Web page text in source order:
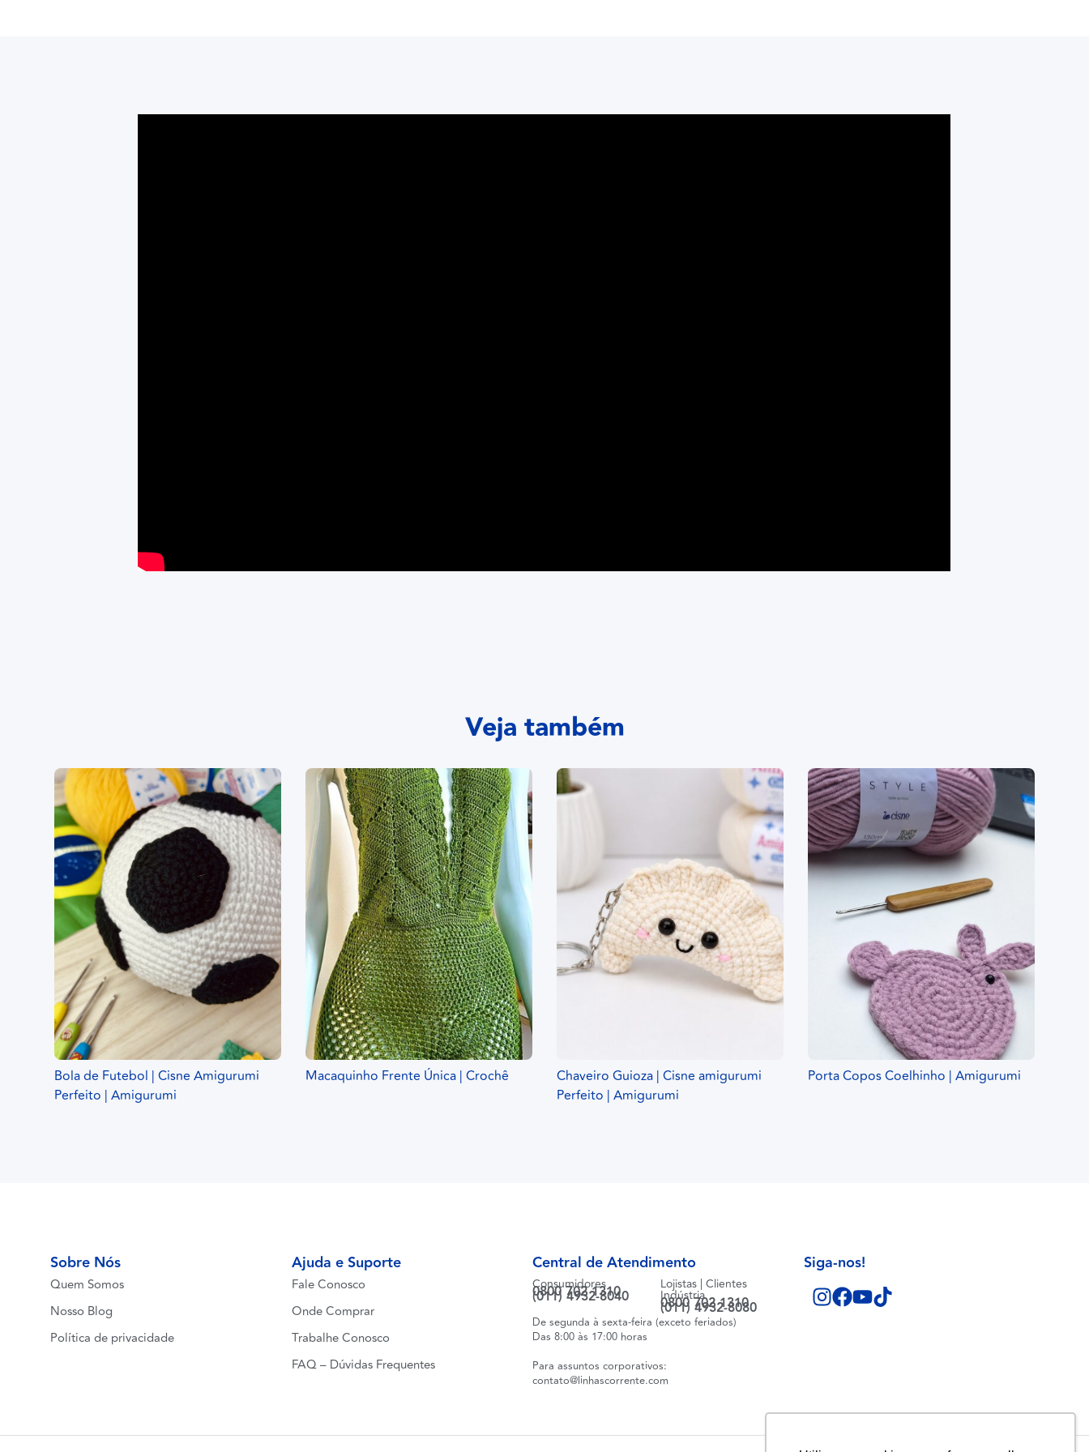
Veja também
Bola de Futebol | Cisne Amigurumi
Perfeito | Amigurumi
Macaquinho Frente Única | Crochê
Chaveiro Guioza | Cisne amigurumi
Perfeito | Amigurumi
Porta Copos Coelhinho | Amigurumi
Sobre Nós
Quem Somos
Nosso Blog
Política de privacidade
Ajuda e Suporte
Fale Conosco
Onde Comprar
Trabalhe Conosco
FAQ – Dúvidas Frequentes
Central de Atendimento
Consumidores
0800 702 1310
(011) 4932-8040
Lojistas | Clientes
Indústria
0800 702 1310
(011) 4932-8080
De segunda à sexta-feira (exceto feriados)
Das 8:00 às 17:00 horas
Para assuntos corporativos:
contato@linhascorrente.com
Siga-nos!